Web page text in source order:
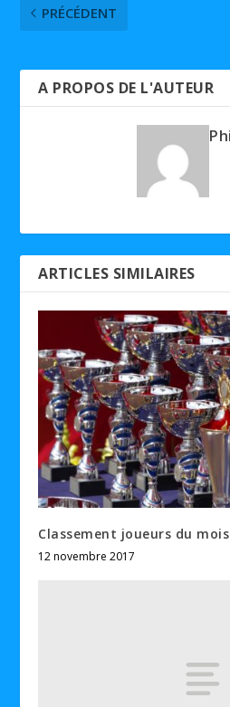
PRÉCÉDENT
A PROPOS DE L'AUTEUR
ARTICLES SIMILAIRES
Classement joueurs du
12 novembre 2017